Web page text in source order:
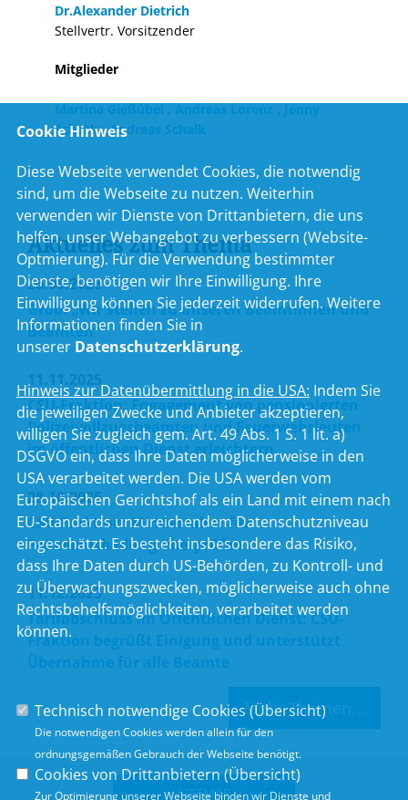
Dr.Alexander Dietrich
Stellvertr. Vorsitzender
Mitglieder
Martina Gießübel,Andreas Lorenz,Jenny
Schack,Andreas Schalk
Aktuelles zum Thema
26.06.2026
Grob: „Wir stehen zu unseren Beamtinnen und
Beamten“
11.11.2025
CSU-Fraktion: Engagement von pensionierten
Polizeivollzugsbeamten und Feuerwehrleuten
im öffentlichen Dienst erleichtern
28.10.2025
CSU-Fraktion: Mindestalter für
Polizeiausbildung überprüfen
11.12.2023
Tarifabschluss im Öffentlichen Dienst: CSU-
Fraktion begrüßt Einigung und unterstützt
Übernahme für alle Beamte
Mehr Themen...
SITEMAP
Cookie Hinweis
Diese Webseite verwendet Cookies, die notwendig
sind, um die Webseite zu nutzen. Weiterhin
verwenden wir Dienste von Drittanbietern, die uns
helfen, unser Webangebot zu verbessern (Website-
Optmierung). Für die Verwendung bestimmter
Dienste, benötigen wir Ihre Einwilligung. Ihre
Einwilligung können Sie jederzeit widerrufen. Weitere
Informationen finden Sie in
unserer Datenschutzerklärung.
Hinweis zur Datenübermittlung in die USA: Indem Sie
die jeweiligen Zwecke und Anbieter akzeptieren,
willigen Sie zugleich gem. Art. 49 Abs. 1 S. 1 lit. a)
DSGVO ein, dass Ihre Daten möglicherweise in den
USA verarbeitet werden. Die USA werden vom
Europäischen Gerichtshof als ein Land mit einem nach
EU-Standards unzureichendem Datenschutzniveau
eingeschätzt. Es besteht insbesondere das Risiko,
dass Ihre Daten durch US-Behörden, zu Kontroll- und
zu Überwachungszwecken, möglicherweise auch ohne
Rechtsbehelfsmöglichkeiten, verarbeitet werden
können.
Technisch notwendige Cookies (Übersicht)
Die notwendigen Cookies werden allein für den
ordnungsgemäßen Gebrauch der Webseite benötigt.
Cookies von Drittanbietern (Übersicht)
Zur Optimierung unserer Webseite binden wir Dienste und